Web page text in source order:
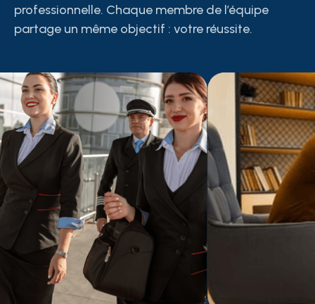
professionnelle. Chaque membre de l’équipe
partage un même objectif : votre réussite.